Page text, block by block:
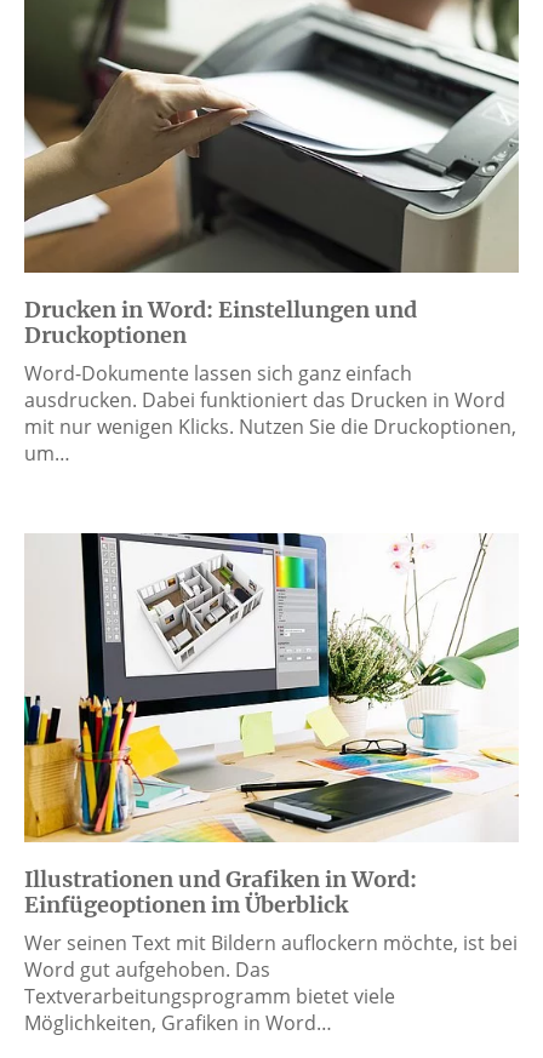
Drucken in Word: Einstellungen und
Druckoptionen
Word-Dokumente lassen sich ganz einfach
ausdrucken. Dabei funktioniert das Drucken in Word
mit nur wenigen Klicks. Nutzen Sie die Druckoptionen,
um…
Illustrationen und Grafiken in Word:
Einfügeoptionen im Überblick
Wer seinen Text mit Bildern auflockern möchte, ist bei
Word gut aufgehoben. Das
Textverarbeitungsprogramm bietet viele
Möglichkeiten, Grafiken in Word…